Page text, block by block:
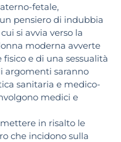
fetale,
pensiero di indubbia
si avvia verso la
moderna avverte
fisico e di una sessualità
argomenti saranno
sanitaria e medico-
medici e
in risalto le
che incidono sulla